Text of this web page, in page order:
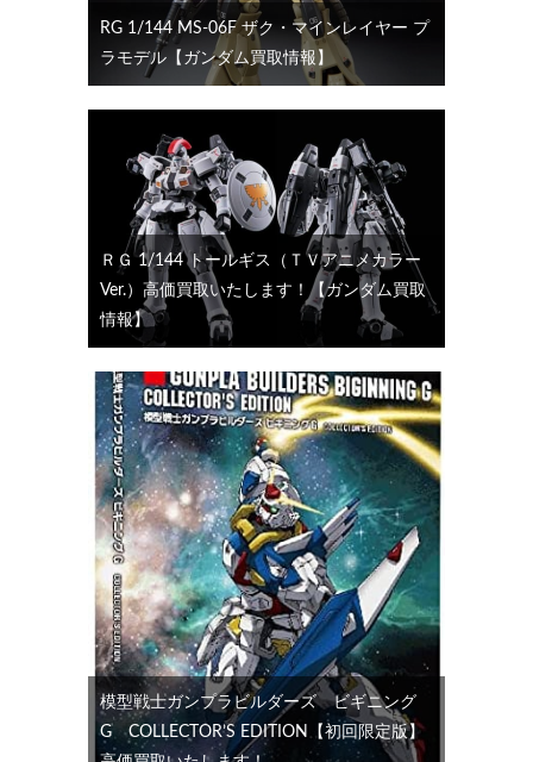
RG 1/144 MS-06F ザク・マインレイヤー プ
ラモデル【ガンダム買取情報】
ＲＧ 1/144 トールギス（ＴＶアニメカラー
Ver.）高価買取いたします！【ガンダム買取
情報】
模型戦士ガンプラビルダーズ ビギニング
G COLLECTOR’S EDITION【初回限定版】